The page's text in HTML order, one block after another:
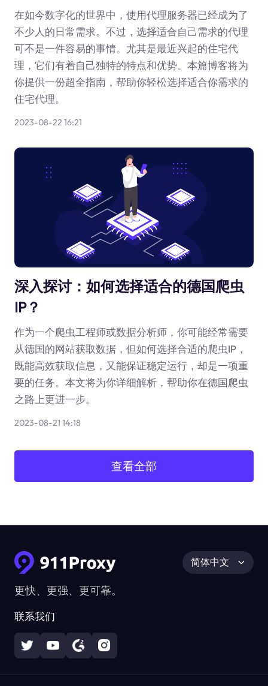
在如今数字化的世界中，使用代理服务器已经成为了
不少人的日常需求。不过，选择适合自己需求的代理
可不是一件容易的事情。尤其是最近兴起的住宅代
理，它们有着自己独特的特点和优势。本篇博客将为
你提供一份超全指南，帮助你轻松选择适合你需求的
住宅代理。
2023-08-22 16:21
深入探讨：如何选择适合的德国爬虫
IP？
作为一个爬虫工程师或数据分析师，你可能经常需要
从德国的网站获取数据，但如何选择合适的爬虫IP，
既能高效获取信息，又能保证稳定运行，却是一项重
要的任务。本文将为你详细解析，帮助你在德国爬虫
之路上更进一步。
2023-08-21 14:18
查看全部
更快、更强、更可靠。
联系我们
简体中文